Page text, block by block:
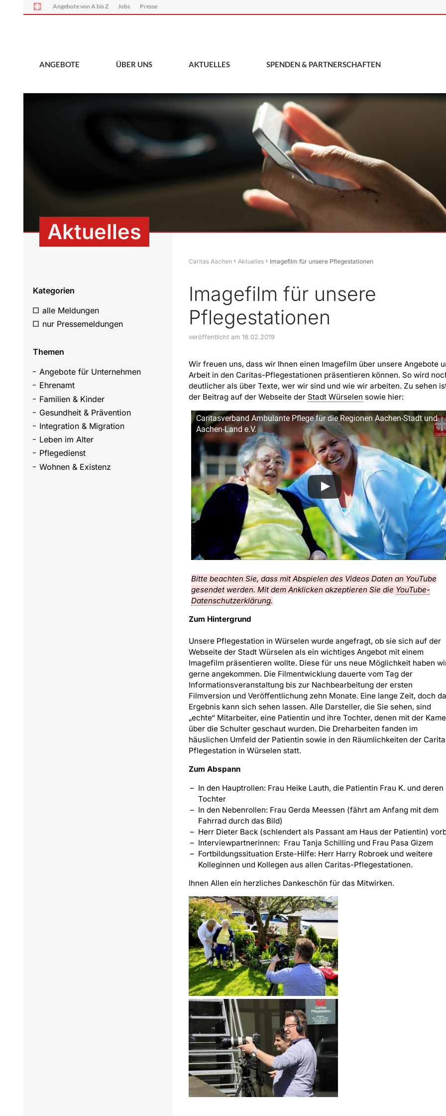
Angebote von A bis Z Jobs Presse
ANGEBOTE ÜBER UNS AKTUELLES SPENDEN & PARTNERSCHAFTEN
Aktuelles
Kategorien
alle Meldungen
nur Pressemeldungen
Themen
Angebote für Unternehmen
Ehrenamt
Familien & Kinder
Gesundheit & Prävention
Integration & Migration
Leben im Alter
Pflegedienst
Wohnen & Existenz
Caritas Aachen Aktuelles Imagefilm für unsere Pflegestationen
Imagefilm für unsere
Pflegestationen
veröffentlicht am 18.02.2019
Wir freuen uns, dass wir Ihnen einen Imagefilm über unsere Angebote
Arbeit in den Caritas-Pflegestationen präsentieren können. So wird
deutlicher als über Texte, wer wir sind und wie wir arbeiten. Zu sehen
der Beitrag auf der Webseite der Stadt Würselen sowie hier:
Caritasverband Ambulante Pflege für die Regionen Aachen-Stadt und
Aachen-Land e.V.
Bitte beachten Sie, dass mit Abspielen des Videos Daten an YouTube
gesendet werden. Mit dem Anklicken akzeptieren Sie die YouTube-
Datenschutzerklärung.
Zum Hintergrund
Unsere Pflegestation in Würselen wurde angefragt, ob sie sich auf der
Webseite der Stadt Würselen als ein wichtiges Angebot mit einem
Imagefilm präsentieren wollte. Diese für uns neue Möglichkeit haben
gerne angekommen. Die Filmentwicklung dauerte vom Tag der
Informationsveranstaltung bis zur Nachbearbeitung der ersten
Filmversion und Veröffentlichung zehn Monate. Eine lange Zeit, doch
Ergebnis kann sich sehen lassen. Alle Darsteller, die Sie sehen, sind
„echte“ Mitarbeiter, eine Patientin und ihre Tochter, denen mit der
über die Schulter geschaut wurden. Die Dreharbeiten fanden im
häuslichen Umfeld der Patientin sowie in den Räumlichkeiten der
Pflegestation in Würselen statt.
Zum Abspann
In den Hauptrollen: Frau Heike Lauth, die Patientin Frau K. und deren
Tochter
In den Nebenrollen: Frau Gerda Meessen (fährt am Anfang mit dem
Fahrrad durch das Bild)
Herr Dieter Back (schlendert als Passant am Haus der Patientin)
Interviewpartnerinnen: Frau Tanja Schilling und Frau Pasa Gizem
Fortbildungssituation Erste-Hilfe: Herr Harry Robroek und weitere
Kolleginnen und Kollegen aus allen Caritas-Pflegestationen.
Ihnen Allen ein herzliches Dankeschön für das Mitwirken.